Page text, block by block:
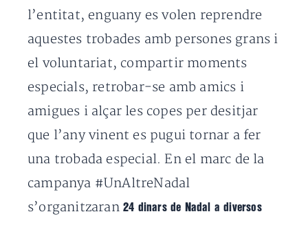
l’entitat, enguany es volen reprendre
aquestes trobades amb persones grans i
el voluntariat, compartir moments
especials, retrobar-se amb amics i
amigues i alçar les copes per desitjar
que l’any vinent es pugui tornar a fer
una trobada especial. En el marc de la
campanya #UnAltreNadal
s’organitzaran 24 dinars de Nadal a diversos